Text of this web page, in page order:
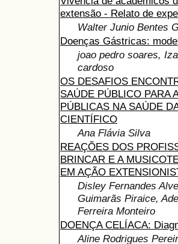
extensão - Relato de
Walter Junio Bentes
Doenças Gástricas:
joao pedro soares,
cardoso
OS DESAFIOS
SAÚDE PÚBLICO PARA
PÚBLICAS NA SAÚDE
CIENTÍFICO
Ana Flávia Silva
REAÇÕES DOS
BRINCAR E A
EM AÇÃO
Disley Fernandes
Guimarãs Piraice,
Ferreira Monteiro
DOENÇA CELÍACA:
Aline Rodrigues